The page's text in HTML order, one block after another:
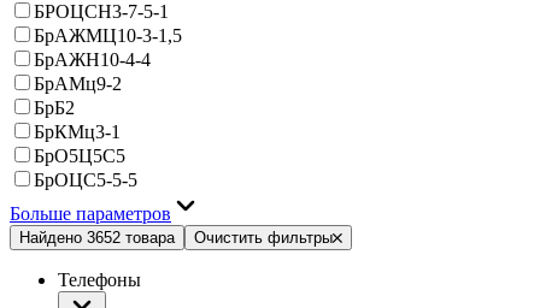
БРОЦСН3-7-5-1
БрАЖМЦ10-3-1,5
БрАЖН10-4-4
БрАМц9-2
БрБ2
БрКМц3-1
БрО5Ц5С5
БрОЦС5-5-5
Больше параметров
Найдено 3652 товара Очистить фильтры
Телефоны